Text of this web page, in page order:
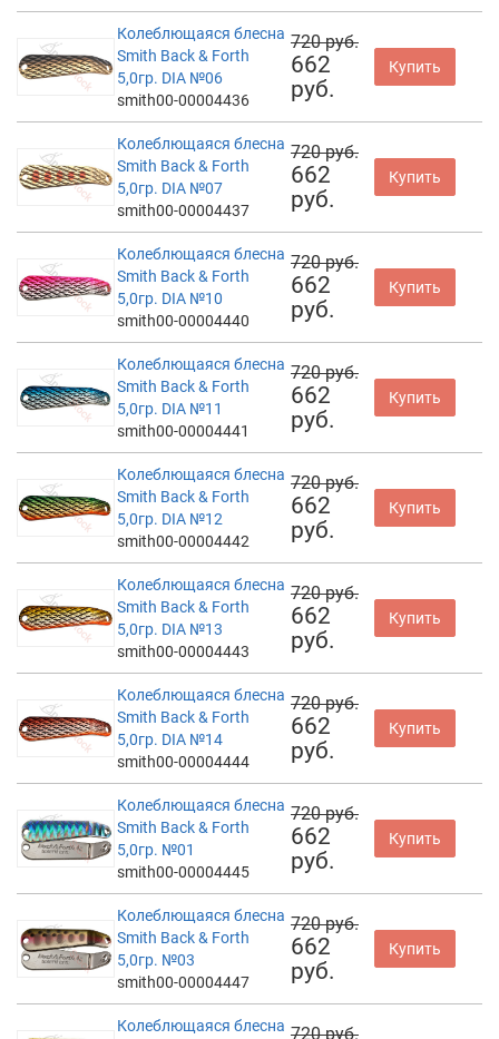
Колеблющаяся блесна
Smith Back & Forth
5,0гр. DIA №06
smith00-00004436
720 руб.
662
руб.
Купить
Колеблющаяся блесна
Smith Back & Forth
5,0гр. DIA №07
smith00-00004437
720 руб.
662
руб.
Купить
Колеблющаяся блесна
Smith Back & Forth
5,0гр. DIA №10
smith00-00004440
720 руб.
662
руб.
Купить
Колеблющаяся блесна
Smith Back & Forth
5,0гр. DIA №11
smith00-00004441
720 руб.
662
руб.
Купить
Колеблющаяся блесна
Smith Back & Forth
5,0гр. DIA №12
smith00-00004442
720 руб.
662
руб.
Купить
Колеблющаяся блесна
Smith Back & Forth
5,0гр. DIA №13
smith00-00004443
720 руб.
662
руб.
Купить
Колеблющаяся блесна
Smith Back & Forth
5,0гр. DIA №14
smith00-00004444
720 руб.
662
руб.
Купить
Колеблющаяся блесна
Smith Back & Forth
5,0гр. №01
smith00-00004445
720 руб.
662
руб.
Купить
Колеблющаяся блесна
Smith Back & Forth
5,0гр. №03
smith00-00004447
720 руб.
662
руб.
Купить
Колеблющаяся блесна 720 руб.